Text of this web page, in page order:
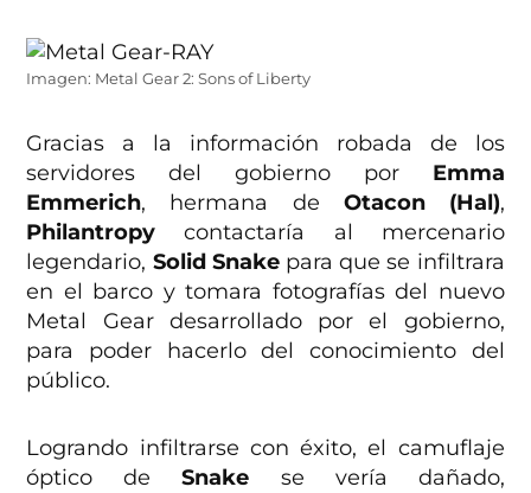
Imagen: Metal Gear 2: Sons of Liberty
Gracias a la información robada de los
servidores del gobierno por Emma
Emmerich, hermana de Otacon (Hal),
Philantropy contactaría al mercenario
legendario, Solid Snakepara que se infiltrara
en el barco y tomara fotografías del nuevo
Metal Gear desarrollado por el gobierno,
para poder hacerlo del conocimiento del
público.
Logrando infiltrarse con éxito, el camuflaje
óptico deSnake se vería dañado,